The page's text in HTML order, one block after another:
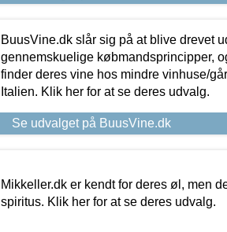
BuusVine.dk slår sig på at blive drevet
gennemskuelige købmandsprincipper,
finder deres vine hos mindre vinhuse/
Italien. Klik her for at se deres udvalg.
Se udvalget på BuusVine.dk
Mikkeller.dk er kendt for deres øl, men
spiritus. Klik her for at se deres udvalg.